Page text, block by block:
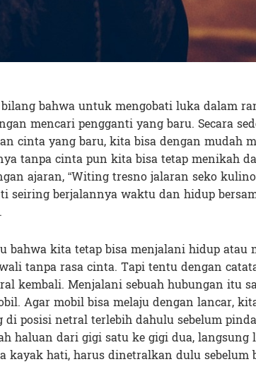
bahwa untuk mengobati luka dalam
mencari pengganti yang baru. Secara
cinta yang baru, kita bisa dengan mudah
tanpa cinta pun kita bisa tetap menikah
ajaran, “Witing tresno jalaran seko
seiring berjalannya waktu dan hidup
bahwa kita tetap bisa menjalani hidup atau
tanpa rasa cinta. Tapi tentu dengan
kembali. Menjalani sebuah hubungan itu
Agar mobil bisa melaju dengan lancar,
di posisi netral terlebih dahulu sebelum
haluan dari gigi satu ke gigi dua,
kayak hati, harus dinetralkan dulu sebelum